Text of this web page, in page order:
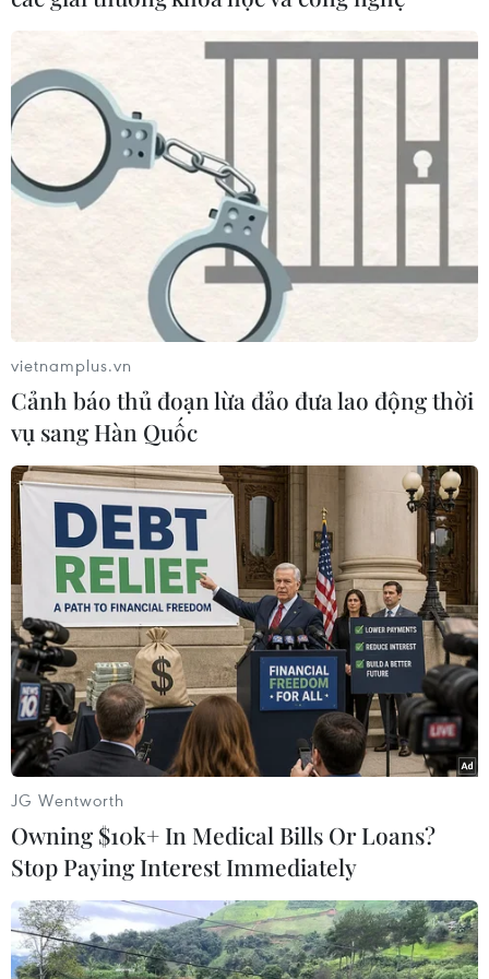
TIN CÙNG CHUYÊN MỤC
Italy và Hy Lạp trở thành điểm nóng
vietnamplus.vn
Cảnh báo thủ đoạn lừa đảo đưa lao động thời
vụ sang Hàn Quốc
JG Wentworth
Owning $10k+ In Medical Bills Or Loans?
Stop Paying Interest Immediately